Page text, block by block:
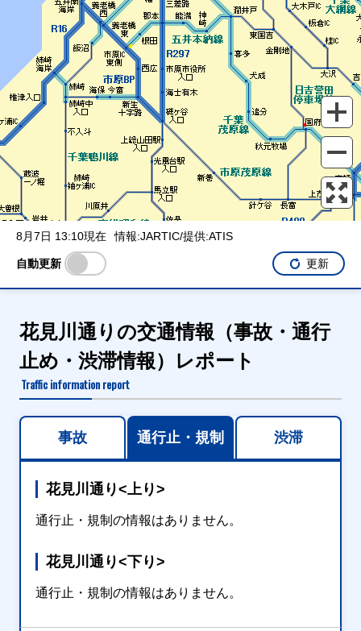
規制情報
事故 規制 通行止め
8月7日 13:10現在 情報:JARTIC/提供:ATIS
自動更新 更新
花見川通りの交通情報（事故・通行
止め・渋滞情報）レポート
Traffic information report
事故 通行止・規制 渋滞
花見川通り<上り>
通行止・規制の情報はありません。
花見川通り<下り>
通行止・規制の情報はありません。